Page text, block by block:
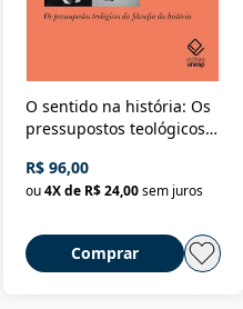
O sentido na história: Os
pressupostos teológicos
R$ 96,00
ou 4X de R$ 24,00 sem juros
Comprar